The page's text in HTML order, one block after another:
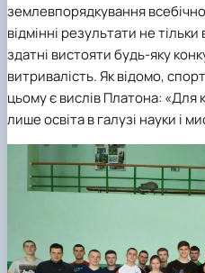
землевпорядкування
відмінні результати не
здатні вистояти будь-яку
витривалість. Як відомо,
цьому є вислів Платона: «Для
лише освіта в галузі науки і